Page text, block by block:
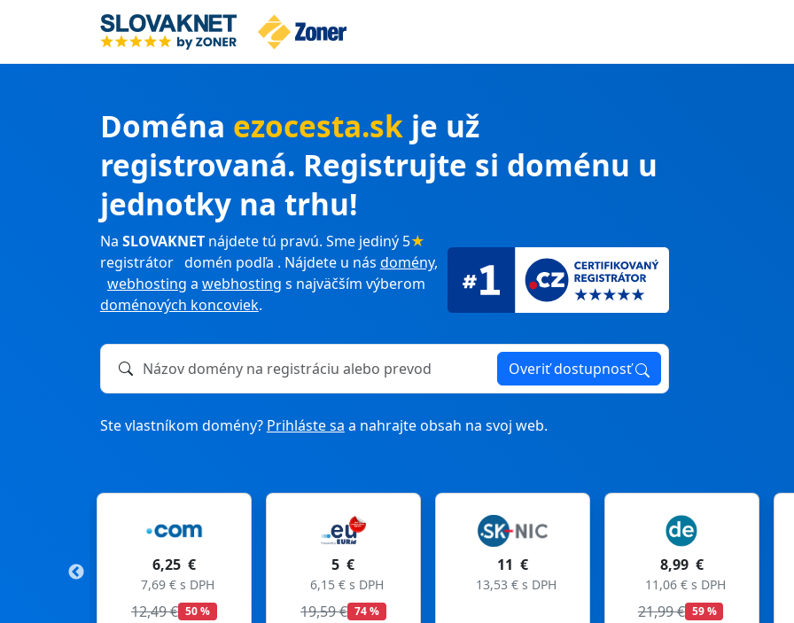
Doména ezocesta.sk je už
registrovaná. Registrujte si doménu u
jednotky na trhu!
Na SLOVAKNETnájdete tú pravú. Sme jediný 5★
registrátor domén podľa . Nájdete u nás domény,
webhosting a webhosting s najväčším výberom
doménových koncoviek.
Názov domény na registráciu alebo prevod Overiť dostupnosť
Ste vlastníkom domény? Prihláste sa a nahrajte obsah na svoj web.
6,25 €
7,69 € s DPH 6,15 € s DPH
19,59 €
13,53 € s DPH 11,06 € s DPH 11,06 € s DPH
27,99 €